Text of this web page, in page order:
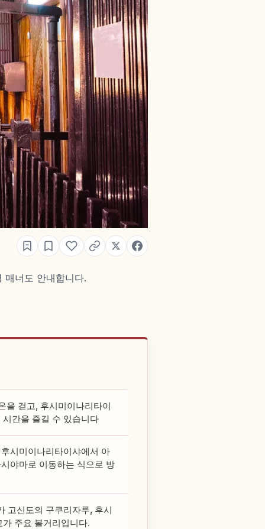
매너도 안내합니다.
을 걷고, 후시미이나리타이
간을 즐길 수 있습니다
시미이나리타이샤에서 아
야마로 이동하는 식으로 방
고신도의 구쿠리자루, 후시
주요 볼거리입니다.